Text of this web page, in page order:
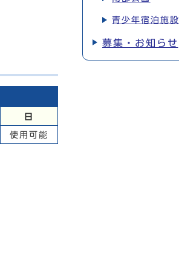
日
使用可能
青少年宿泊施設
募集・お知らせ